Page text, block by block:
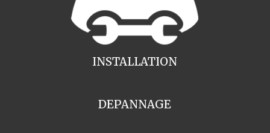
INSTALLATION
DEPANNAGE